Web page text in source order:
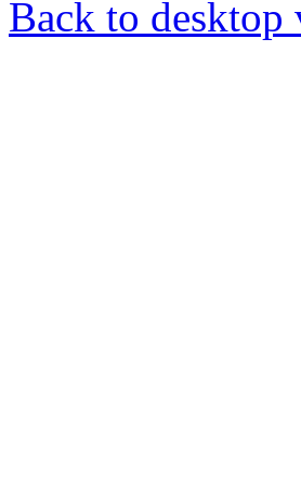
Back to desktop